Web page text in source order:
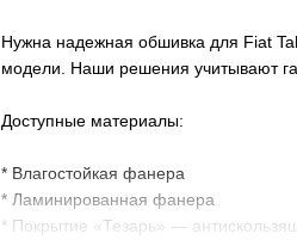
Нужна надежная обшивка для Fiat
модели. Наши решения учитывают
Доступные материалы:
* Влагостойкая фанера
* Ламинированная фанера
* Покрытие «Тезарь» —